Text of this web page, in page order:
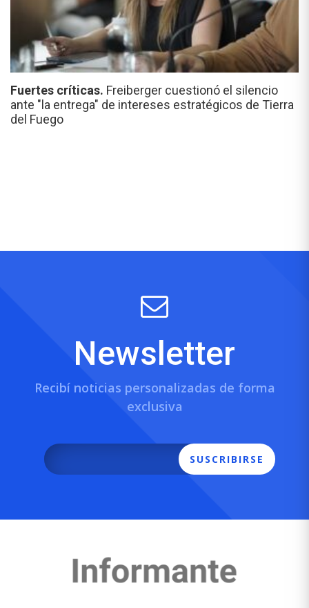
Fuertes críticas. Freiberger cuestionó el silencio
ante "la entrega" de intereses estratégicos de Tierra
del Fuego
Newsletter
Recibí noticias personalizadas de forma
exclusiva
SUSCRIBIRSE